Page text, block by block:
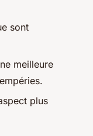
sont
meilleure
plus